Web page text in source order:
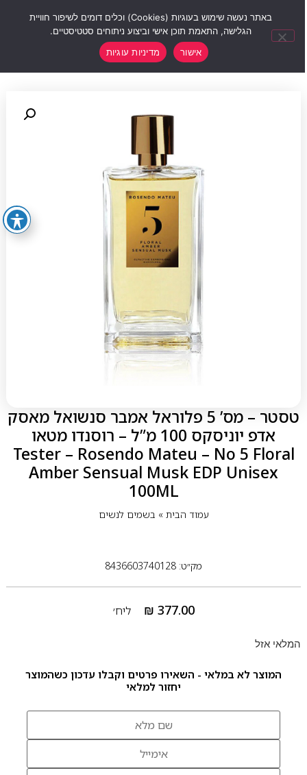
טסטר – מס’ 5 פלוראל אמבר סנשואל מאסק
אדפ יוניסקס 100 מ”ל – רוסנדו מטאו
Tester – Rosendo Mateu – No 5 Floral
Amber Sensual Musk EDP Unisex
100ML
עמוד הבית» בשמים לנשים
מק״ט: 8436603740128
₪ 377.00 ליח׳
המלאי אזל
המוצר לא במלאי - השאירו פרטים וקבלו עדכון כשהמוצר
יחזור למלאי
באתר נעשה שימוש בעוגיות (Cookies) וכלים דומים לשיפור חוויית
הגלישה, התאמת תוכן אישי וביצוע ניתוחים סטטיסטיים.
אישור
מדיניות עוגיות